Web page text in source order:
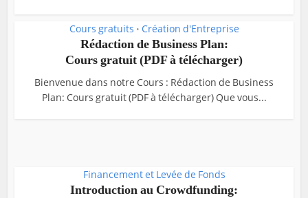
Cours gratuits • Création d'Entreprise
Rédaction de Business Plan:
Cours gratuit (PDF à télécharger)
Bienvenue dans notre Cours : Rédaction de Business
Plan: Cours gratuit (PDF à télécharger) Que vous...
Financement et Levée de Fonds
Introduction au Crowdfunding: